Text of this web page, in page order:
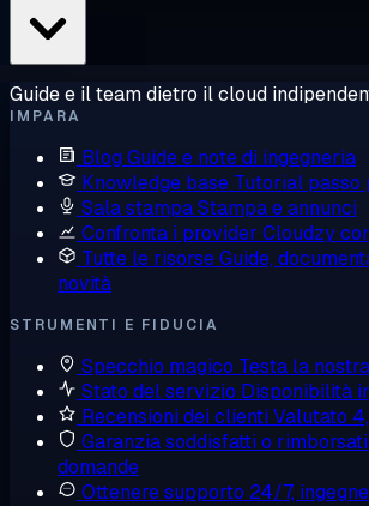
Guide e il team dietro il cloud
IMPARA
Blog Guide e note di ingegneria
Knowledge base Tutorial passo
Sala stampaStampa e annunci
Confronta i provider Cloudzy
Tutte le risorseGuide,
novità
STRUMENTI E FIDUCIA
Specchio magico Testa la
Stato del servizio Disponibilità
Recensioni dei clienti Valutato
Garanzia soddisfatti o rimborsati
domande
Ottenere supporto 24/7,